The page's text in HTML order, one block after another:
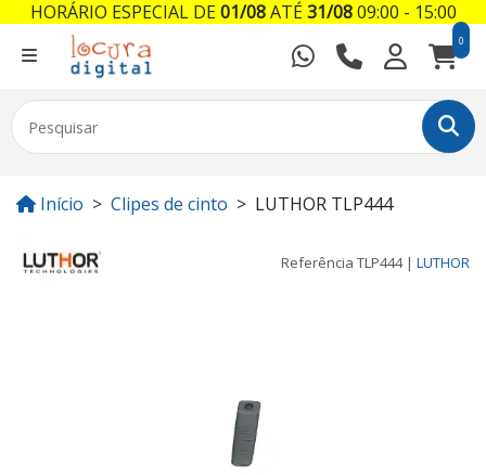
0
Início Clipes de cinto LUTHOR TLP444
Referência TLP444| LUTHOR
HORÁRIO ESPECIAL DE01/08ATÉ31/0809:00 - 15:00